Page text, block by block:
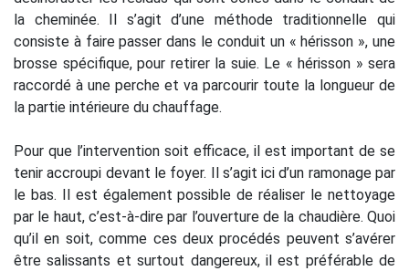
la cheminée. Il s’agit d’une méthode traditionnelle qui
consiste à faire passer dans le conduit un « hérisson », une
brosse spécifique, pour retirer la suie. Le « hérisson » sera
raccordé à une perche et va parcourir toute la longueur de
la partie intérieure du chauffage.
Pour que l’intervention soit efficace, il est important de se
tenir accroupi devant le foyer. Il s’agit ici d’un ramonage par
le bas. Il est également possible de réaliser le nettoyage
par le haut, c’est-à-dire par l’ouverture de la chaudière. Quoi
qu’il en soit, comme ces deux procédés peuvent s’avérer
être salissants et surtout dangereux, il est préférable de